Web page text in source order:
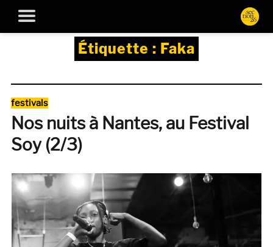
Étiquette : Faka
Catégories
festivals
Nos nuits à Nantes, au Festival
Soy (2/3)